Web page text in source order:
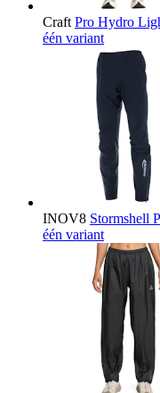
Craft Pro Hydro
één variant
INOV8 Stormshell
één variant